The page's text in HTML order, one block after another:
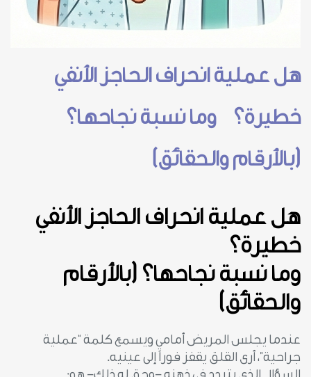
هل عملية انحراف الحاجز الأنفي
خطيرة؟ وما نسبة نجاحها؟
(بالأرقام والحقائق)
هل عملية انحراف الحاجز الأنفي
خطيرة؟
وما نسبة نجاحها؟ (بالأرقام
والحقائق)
عندما يجلس المريض أمامي ويسمع كلمة “عملية
جراحية”، أرى القلق يقفز فوراً إلى عينيه.
السؤال الذي يتردد في ذهنه -وحق له ذلك- هو: